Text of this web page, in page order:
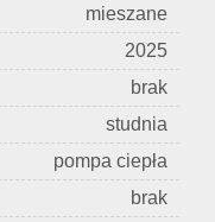
mieszane
2025
brak
studnia
pompa ciepła
brak